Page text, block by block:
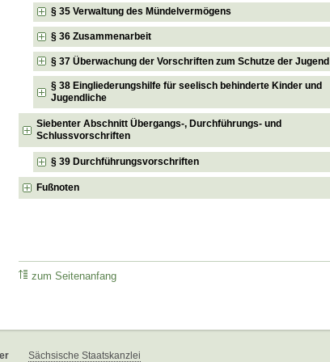
§ 35 Verwaltung des Mündelvermögens
§ 36 Zusammenarbeit
§ 37 Überwachung der Vorschriften zum Schutze der Jugend
§ 38 Eingliederungshilfe für seelisch behinderte Kinder und
Jugendliche
Siebenter Abschnitt Übergangs-, Durchführungs- und
Schlussvorschriften
§ 39 Durchführungsvorschriften
Fußnoten
zum Seitenanfang
Sächsische Staatskanzlei